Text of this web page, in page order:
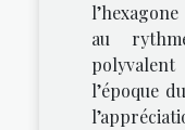
au
l’époque